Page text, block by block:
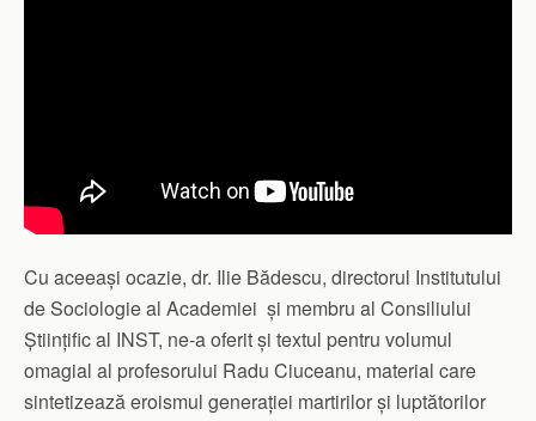
Cu aceeași ocazie, dr. Ilie Bădescu, directorul Institutului
de Sociologie al Academiei și membru al Consiliului
Științific al INST, ne-a oferit și textul pentru volumul
omagial al profesorului Radu Ciuceanu, material care
sintetizează eroismul generației martirilor și luptătorilor